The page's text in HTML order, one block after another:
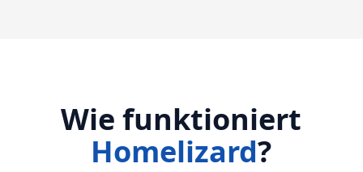
Wie funktioniert
Homelizard?